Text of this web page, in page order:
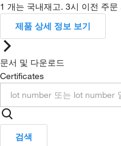
1 개는 국내재고. 3시 이전 주문
제품 상세 정보 보기
문서 및 다운로드
Certificates
검색